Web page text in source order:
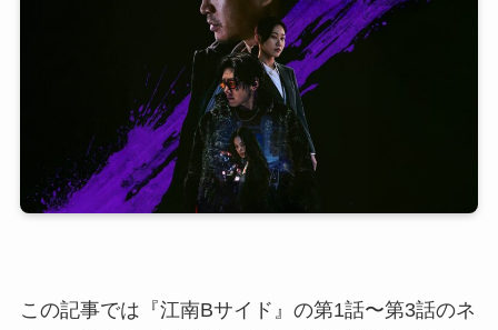
この記事では『江南Bサイド』の第1話〜第3話のネ